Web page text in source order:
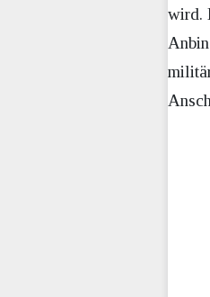
wird.